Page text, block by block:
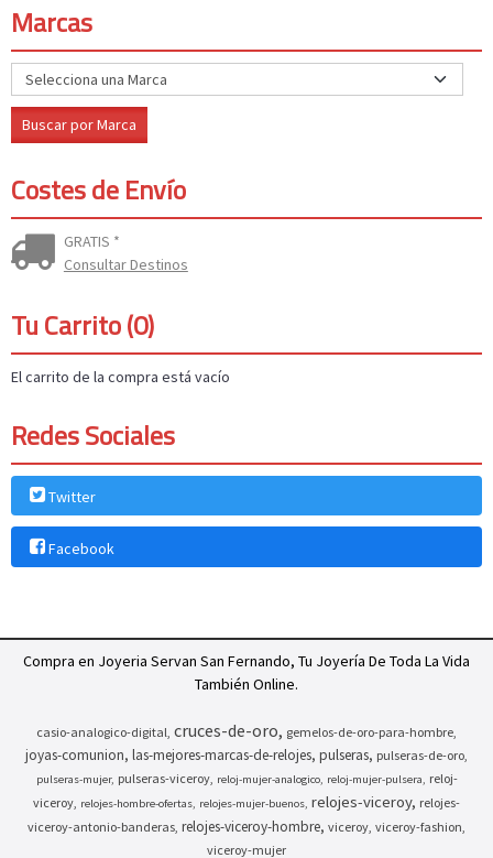
Marcas
Costes de Envío
GRATIS *
Consultar Destinos
Tu Carrito (0)
El carrito de la compra está vacío
Redes Sociales
Twitter
Facebook
Compra en Joyeria Servan San Fernando, Tu Joyería De Toda La Vida
También Online.
casio-analogico-digital cruces-de-oro gemelos-de-oro-para-hombre
joyas-comunion las-mejores-marcas-de-relojes pulseras pulseras-de-oro
pulseras-mujer pulseras-viceroy reloj-mujer-analogico reloj-mujer-pulsera
reloj-
viceroy relojes-hombre-ofertas relojes-mujer-buenos relojes-viceroy relojes-
viceroy-antonio-banderas relojes-viceroy-hombre viceroy viceroy-fashion
viceroy-mujer